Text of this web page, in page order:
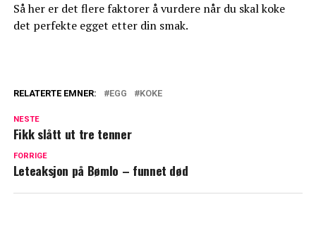
Så her er det flere faktorer å vurdere når du skal koke
det perfekte egget etter din smak.
RELATERTE EMNER: EGG KOKE
NESTE
Fikk slått ut tre tenner
FORRIGE
Leteaksjon på Bømlo – funnet død